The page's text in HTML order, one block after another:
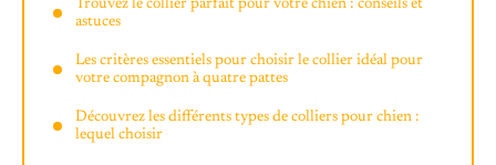
Trouvez le collier parfait pour votre chien : conseils et
astuces
Les critères essentiels pour choisir le collier idéal pour
votre compagnon à quatre pattes
Découvrez les différents types de colliers pour chien :
lequel choisir